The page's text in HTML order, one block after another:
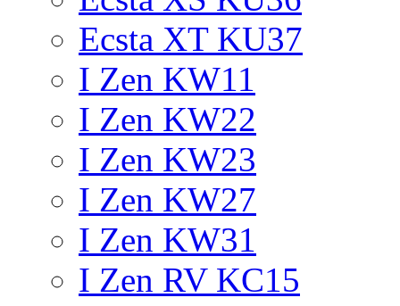
Ecsta XT KU37
I Zen KW11
I Zen KW22
I Zen KW23
I Zen KW27
I Zen KW31
I Zen RV KC15